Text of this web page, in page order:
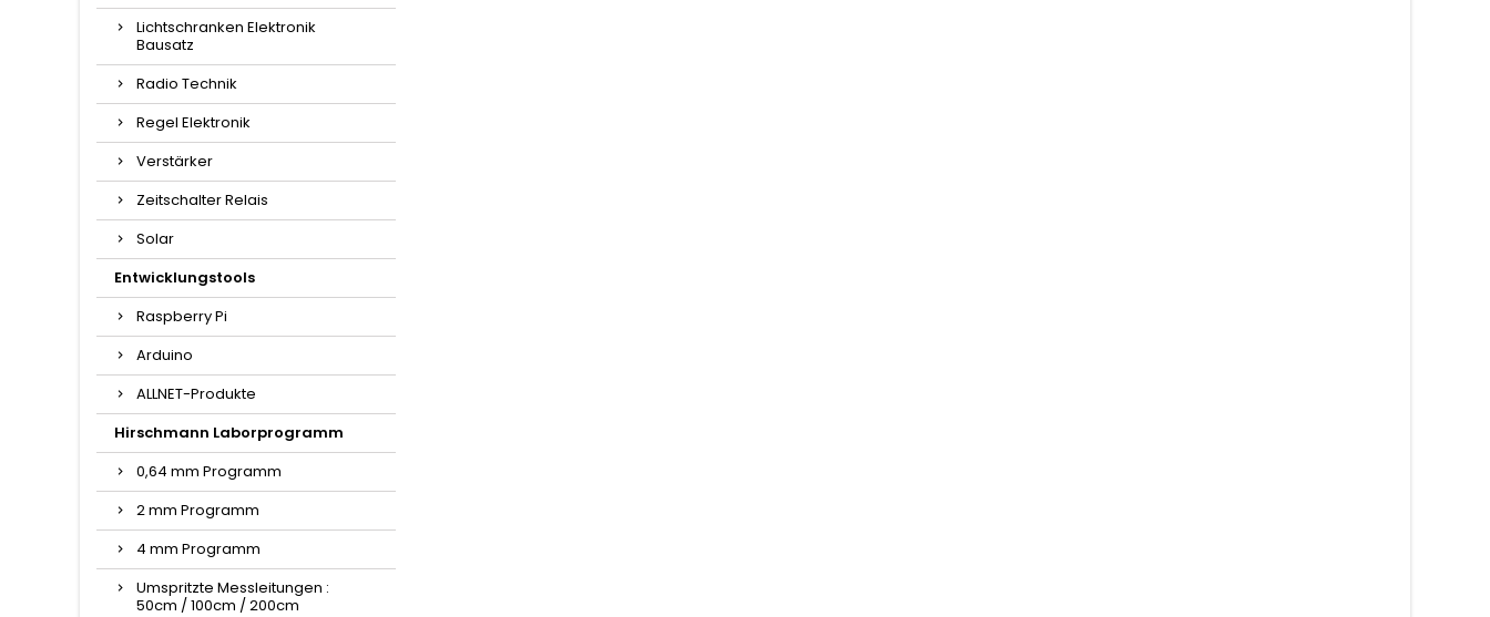
Lichtschranken Elektronik
Bausatz
Radio Technik
Regel Elektronik
Verstärker
Zeitschalter Relais
Solar
Entwicklungstools
Raspberry Pi
Arduino
ALLNET-Produkte
Hirschmann Laborprogramm
0,64 mm Programm
2 mm Programm
4 mm Programm
Umspritzte Messleitungen :
50cm / 100cm / 200cm